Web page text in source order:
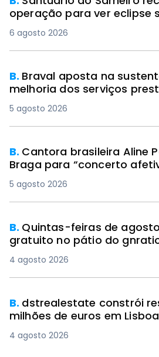
operação para ver eclipse
6 agosto 2026
B. Braval aposta na
melhoria dos serviços
5 agosto 2026
B. Cantora brasileira Aline
Braga para “concerto
5 agosto 2026
B. Quintas-feiras de
gratuito no pátio do
4 agosto 2026
B. dstrealestate constrói
milhões de euros em Lisboa
4 agosto 2026